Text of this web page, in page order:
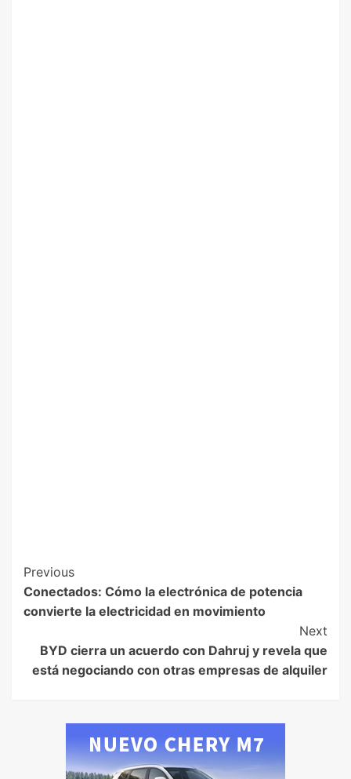
Previous
Conectados: Cómo la electrónica de potencia
convierte la electricidad en movimiento
Next
BYD cierra un acuerdo con Dahruj y revela que
está negociando con otras empresas de alquiler